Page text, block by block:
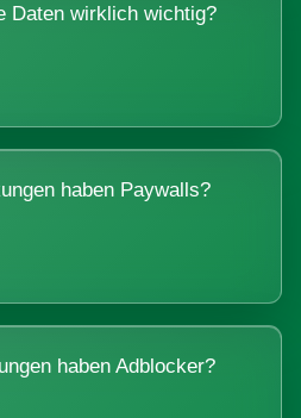
Daten wirklich wichtig?
haben Paywalls?
haben Adblocker?